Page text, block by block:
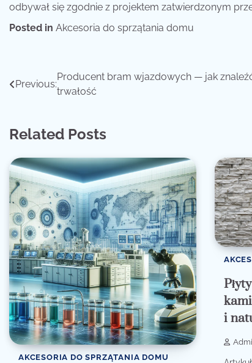
odbywał się zgodnie z projektem zatwierdzonym
Posted in Akcesoria do sprzątania domu
Nawigacja
Previous:
Producent bram wjazdowych — jak
trwałość
Related Posts
AKCESORIA DO SPRZĄTANIA DOMU
i